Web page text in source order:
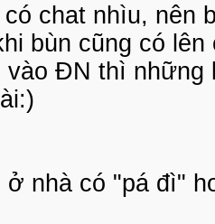
chat nhìu, nên
bùn cũng có
vào ĐN thì
ở nhà có "pá đì"